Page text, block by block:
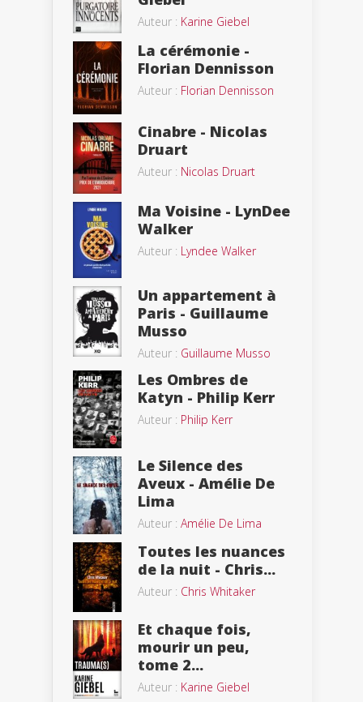
Auteur : Karine Giebel
La cérémonie -
Florian Dennisson
Auteur : Florian Dennisson
Cinabre - Nicolas
Druart
Auteur : Nicolas Druart
Ma Voisine - LynDee
Walker
Auteur : Lyndee Walker
Un appartement à
Paris - Guillaume
Musso
Auteur : Guillaume Musso
Les Ombres de
Katyn - Philip Kerr
Auteur : Philip Kerr
Le Silence des
Aveux - Amélie De
Lima
Auteur : Amélie De Lima
Toutes les nuances
de la nuit - Chris...
Auteur : Chris Whitaker
Et chaque fois,
mourir un peu,
tome 2...
Auteur : Karine Giebel